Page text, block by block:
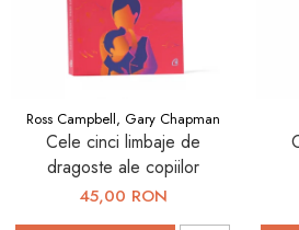
Ross Campbell, Gary Chapman
Cele cinci limbaje de
dragoste ale copiilor
45,00 RON